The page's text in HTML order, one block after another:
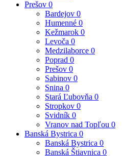
Prešov 0
Bardejov 0
Humenné 0
Kežmarok 0
Levoča 0
Medzilaborce 0
Poprad 0
Prešov 0
Sabinov 0
Snina 0
Stará Ľubovňa 0
Stropkov 0
Svidník 0
Vranov nad Topľou 0
Banská Bystrica 0
Banská Bystrica 0
Banská Štiavnica 0